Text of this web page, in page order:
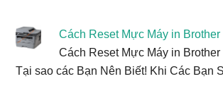
Cách Reset Mực Máy in
Cách Reset Mực Máy in
Tại sao các Bạn Nên Biết! Khi Các Bạn